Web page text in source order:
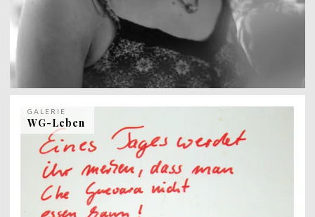
GALERIE
WG-Leben